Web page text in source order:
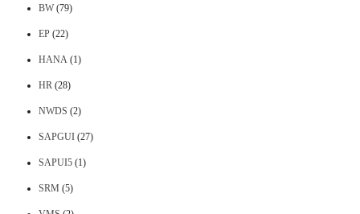
BW (79)
EP (22)
HANA (1)
HR (28)
NWDS (2)
SAPGUI (27)
SAPUI5 (1)
SRM (5)